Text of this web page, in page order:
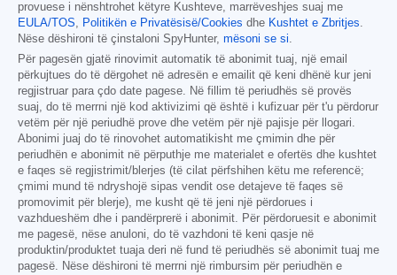
provuese i nënshtrohet këtyre Kushteve, marrëveshjes suaj me
EULA/TOS, Politikën e Privatësisë/Cookies dhe Kushtet e Zbritjes.
Nëse dëshironi të çinstaloni SpyHunter, mësoni se si.
Për pagesën gjatë rinovimit automatik të abonimit tuaj, një email
përkujtues do të dërgohet në adresën e emailit që keni dhënë kur jeni
regjistruar para çdo date pagese. Në fillim të periudhës së provës
suaj, do të merrni një kod aktivizimi që është i kufizuar për t'u përdorur
vetëm për një periudhë prove dhe vetëm për një pajisje për llogari.
Abonimi juaj do të rinovohet automatikisht me çmimin dhe për
periudhën e abonimit në përputhje me materialet e ofertës dhe kushtet
e faqes së regjistrimit/blerjes (të cilat përfshihen këtu me referencë;
çmimi mund të ndryshojë sipas vendit ose detajeve të faqes së
promovimit për blerje), me kusht që të jeni një përdorues i
vazhdueshëm dhe i pandërprerë i abonimit. Për përdoruesit e abonimit
me pagesë, nëse anuloni, do të vazhdoni të keni qasje në
produktin/produktet tuaja deri në fund të periudhës së abonimit tuaj me
pagesë. Nëse dëshironi të merrni një rimbursim për periudhën e